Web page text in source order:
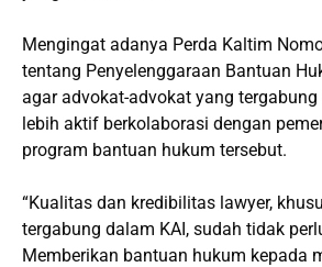
Mengingat adanya Perda Kaltim
tentang Penyelenggaraan Bantuan
agar advokat-advokat yang
lebih aktif berkolaborasi dengan
program bantuan hukum tersebut.
“Kualitas dan kredibilitas lawyer,
tergabung dalam KAI, sudah tidak
Memberikan bantuan hukum kepada